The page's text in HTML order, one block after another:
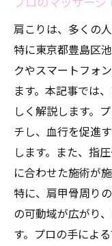
肩こりは、多くの
特に東京都豊島区
クやスマートフォ
ます。本記事では
しく解説します。
チし、血行を促進
します。また、指
に合わせた施術が
特に、肩甲骨周り
の可動域が広がり
す。プロの手によ